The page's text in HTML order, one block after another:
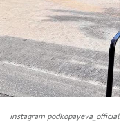
instagram podkopayeva_official